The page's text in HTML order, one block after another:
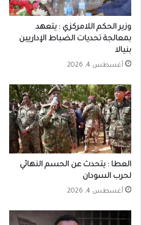
وزير الحكم اللامركزي : يتعهد
بمعالجة تحديات الضباط الإداريين
بنيالا
أغسطس 4, 2026
العطا : يتحدث عن الحسم النهائي
لحرب السودان
أغسطس 4, 2026